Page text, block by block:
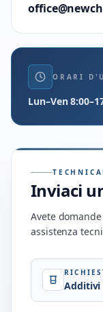
ORARI
Lun–Ven
Inviaci
Avete
assistenza
Additivi